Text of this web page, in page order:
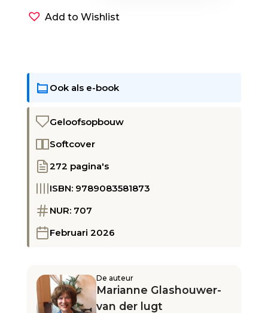
aantal
Add to Wishlist
Ook als e-book
Geloofsopbouw
Softcover
272 pagina's
ISBN: 9789083581873
NUR: 707
Februari 2026
De auteur
Marianne Glashouwer-
van der lugt